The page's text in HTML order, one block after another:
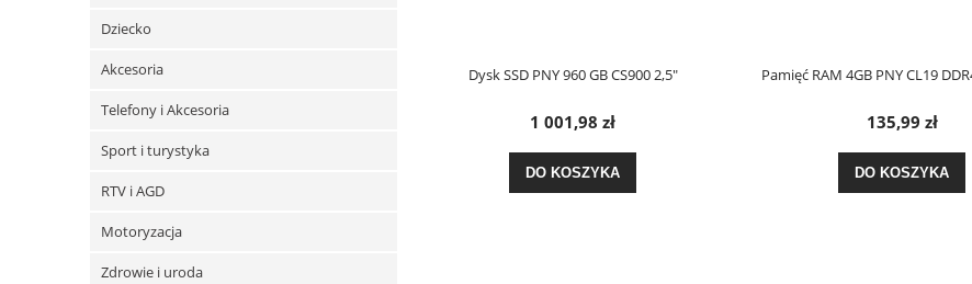
Dziecko
Akcesoria
Telefony i Akcesoria
Sport i turystyka
RTV i AGD
Motoryzacja
Zdrowie i uroda
Dysk SSD PNY 960 GB CS900 2,5"
1 001,98 zł
DO KOSZYKA
Pamięć RAM 4GB PNY CL19
135,99 zł
DO KOSZYKA